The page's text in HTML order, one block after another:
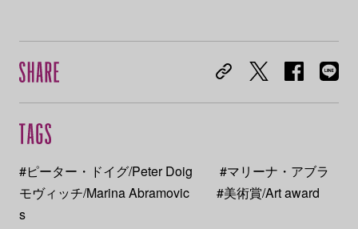
#ピーター・ドイグ/Peter Doig
#マリーナ・アブラ
モヴィッチ/Marina Abramovic
#美術賞/Art award
s